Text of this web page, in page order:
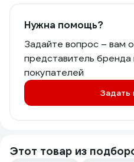
Нужна помощь?
Задайте вопрос – вам
представитель бренда
покупателей
Задать
Этот товар из